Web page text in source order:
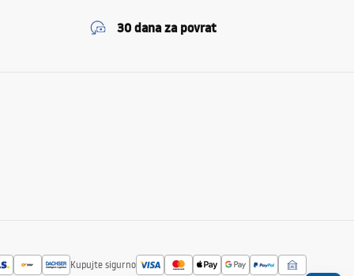
30 dana za povrat
Kupujte sigurno